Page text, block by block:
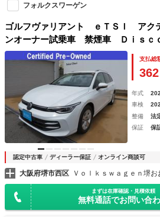
フォルクスワーゲン
ゴルフヴァリアント ｅＴＳＩ ア
ンオーナー試乗車 禁煙車 Ｄｉｓｃ
－Ｃｏｎｎｅｃｔ ＴｅｃｈＰ（ダイ
ト ＩＱＬＩＧＨＴ Ｐテールゲート
ンジケーター）
支払総
362
年式
車検
整備
法
保証
保
認定中古車 ディーラー保証 オンライン商談可
大阪府堺市西区 Ｖｏｌｋｓｗａｇｅｎ堺
まずは在庫確認・見積依頼
無料通話でお問い合